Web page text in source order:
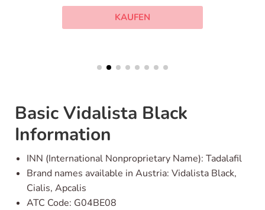
KAUFEN
Basic Vidalista Black
Information
INN (International Nonproprietary Name): Tadalafil
Brand names available in Austria: Vidalista Black,
Cialis, Apcalis
ATC Code: G04BE08